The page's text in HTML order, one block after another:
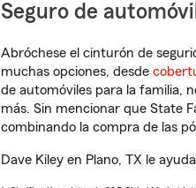
Seguro de
Abróchese el cinturón de
muchas opciones, desde
de automóviles para la familia,
más. Sin mencionar que State
combinando la compra de las
Dave Kiley en Plano, TX le